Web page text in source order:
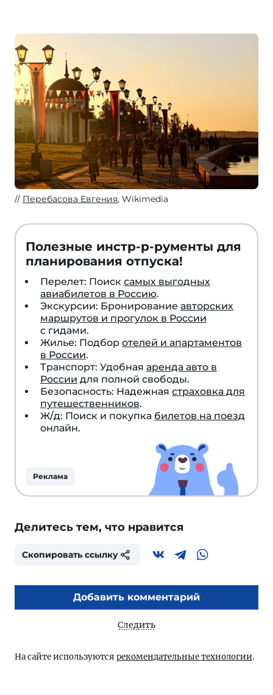
Перебасова Евгения, Wikimedia
Полезные инстр-р-рументы для
планирования отпуска!
Перелет: Поиск самых выгодных
авиабилетов в Россию.
Экскурсии: Бронирование авторских
маршрутов и прогулок в России
с гидами.
Жилье: Подбор отелей и апартаментов
в России.
Транспорт: Удобная аренда авто в
России для полной свободы.
Безопасность: Надежная страховка для
путешественников.
Ж/д: Поиск и покупка билетов на поезд
онлайн.
Реклама
Делитесь тем, что нравится
Скопировать ссылку
Добавить комментарий
Следить
На сайте используются рекомендательные технологии.